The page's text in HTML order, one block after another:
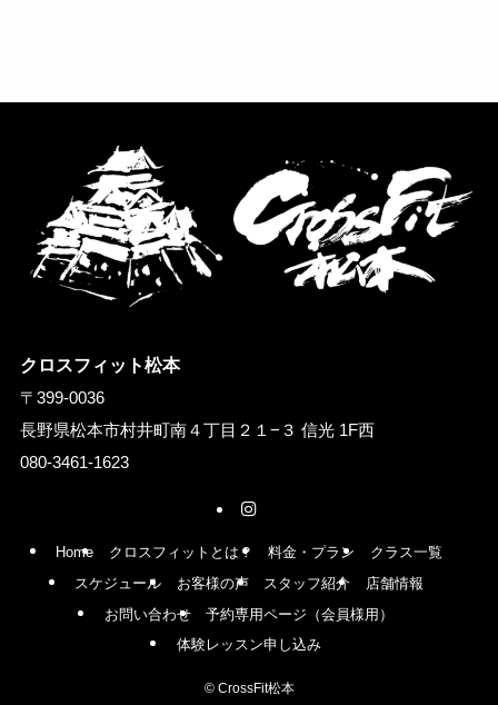
クロスフィット松本
〒399-0036
長野県松本市村井町南４丁目２１−３ 信光 1F西
080-3461-1623
Home クロスフィットとは？ 料金・プラン
クラス一覧
スケジュール
お客様の声 スタッフ紹介
店舗情報
お問い合わせ
予約専用ページ（会員様用）
体験レッスン申し込み
©CrossFit松本